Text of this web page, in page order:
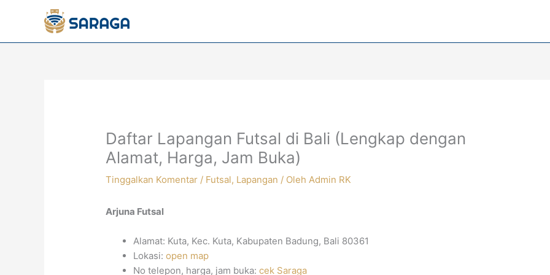
Daftar Lapangan Futsal di Bali (Lengkap dengan
Alamat, Harga, Jam Buka)
Tinggalkan Komentar / Futsal, Lapangan / OlehAdmin RK
Arjuna Futsal
Alamat: Kuta, Kec. Kuta, Kabupaten Badung, Bali 80361
Lokasi:open map
No telepon, harga, jam buka:cek Saraga